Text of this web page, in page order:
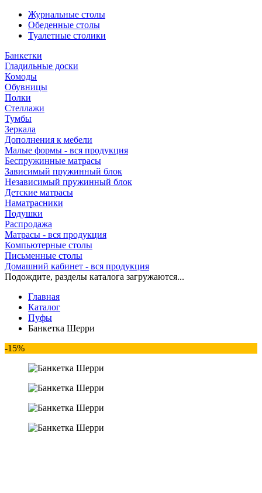
Журнальные столы
Обеденные столы
Туалетные столики
Банкетки
Гладильные доски
Комоды
Обувницы
Полки
Стеллажи
Тумбы
Зеркала
Дополнения к мебели
Малые формы - вся продукция
Беспружинные матрасы
Зависимый пружинный блок
Независимый пружинный блок
Детские матрасы
Наматрасники
Подушки
Распродажа
Матрасы - вся продукция
Компьютерные столы
Письменные столы
Домашний кабинет - вся продукция
Подождите, разделы каталога загружаются...
Главная
Каталог
Пуфы
Банкетка Шерри
-15%